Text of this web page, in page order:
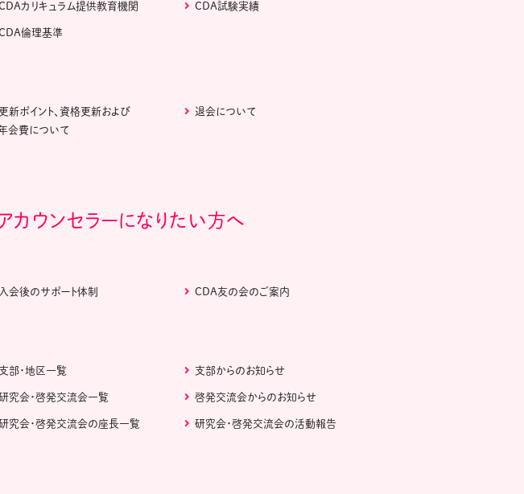
カリキュラム提供教育機関 CDA試験実績
倫理基準
更新ポイント、資格更新および
会費について
退会について
カウンセラーになりたい方へ
入会後のサポート体制 CDA友の会のご案内
支部・地区一覧 支部からのお知らせ
究会・啓発交流会一覧 啓発交流会からのお知らせ
究会・啓発交流会の座長一覧 研究会・啓発交流会の活動報告